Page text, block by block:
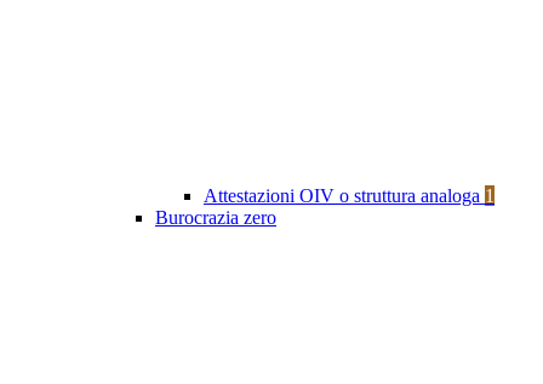
Attestazioni OIV o struttura analoga 1
Burocrazia zero